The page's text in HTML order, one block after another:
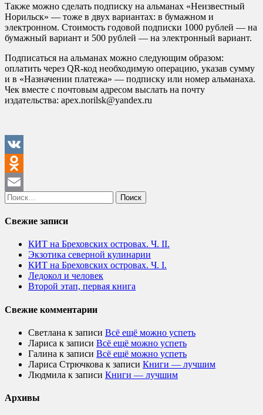
Также можно сделать подписку на альманах «Неизвестный
Норильск» — тоже в двух вариантах: в бумажном и
электронном. Стоимость годовой подписки 1000 рублей — на
бумажный вариант и 500 рублей — на электронный вариант.
Подписаться на альманах можно следующим образом:
оплатить через QR-код необходимую операцию, указав сумму
и в «Назначении платежа» — подписку или номер альманаха.
Чек вместе с почтовым адресом выслать на почту
издательства: apex.norilsk@yandex.ru
VK
Odnoklassniki
Email
Найти:
Свежие записи
КИТ на Бреховских островах. Ч. II.
Экзотика северной кулинарии
КИТ на Бреховских островах. Ч. I.
Ледокол и человек
Второй этап, первая книга
Свежие комментарии
Светлана к записи Всё ещё можно успеть
Лариса к записи Всё ещё можно успеть
Галина к записи Всё ещё можно успеть
Лариса Стрючкова к записи Книги — лучшим
Людмила к записи Книги — лучшим
Архивы